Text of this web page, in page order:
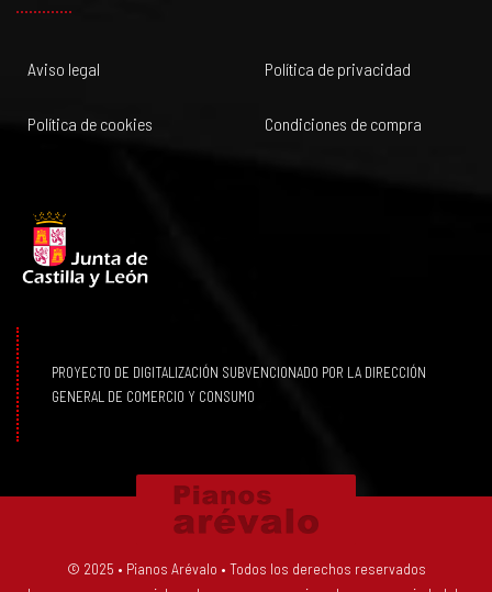
Aviso legal Política de privacidad
Política de cookies Condiciones de compra
PROYECTO DE DIGITALIZACIÓN SUBVENCIONADO POR LA DIRECCIÓN
GENERAL DE COMERCIO Y CONSUMO
© 2025 • Pianos Arévalo • Todos los derechos reservados